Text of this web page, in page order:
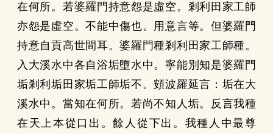
在何所。若婆羅門持意怨是虛空。剎利田家工師
亦怨是虛空。不能中傷也。用意言等。但婆羅門
持意自貢高世間耳。婆羅門種剎利田家工師種。
入大溪水中各自浴垢墮水中。寧能別知是婆羅門
垢剎利垢田家垢工師垢不。頞波羅延言：垢在大
溪水中。當知在何所。若尚不知人垢。反言我種
在天上本從口出。餘人從下出。我種人中最尊